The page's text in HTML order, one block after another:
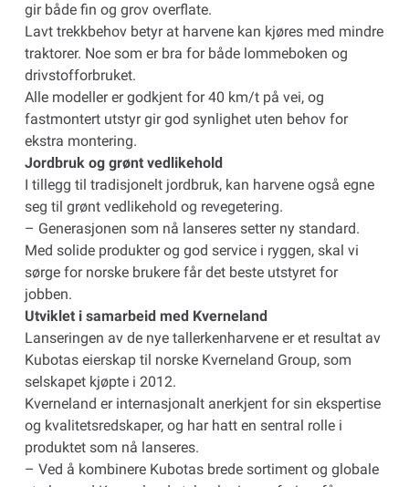
gir både fin og grov overflate.
Lavt trekkbehov betyr at harvene kan kjøres med mindre
traktorer. Noe som er bra for både lommeboken og
drivstofforbruket.
Alle modeller er godkjent for 40 km/t på vei, og
fastmontert utstyr gir god synlighet uten behov for
ekstra montering.
Jordbruk og grønt vedlikehold
I tillegg til tradisjonelt jordbruk, kan harvene også egne
seg til grønt vedlikehold og revegetering.
– Generasjonen som nå lanseres setter ny standard.
Med solide produkter og god service i ryggen, skal vi
sørge for norske brukere får det beste utstyret for
jobben.
Utviklet i samarbeid med Kverneland
Lanseringen av de nye tallerkenharvene er et resultat av
Kubotas eierskap til norske Kverneland Group, som
selskapet kjøpte i 2012.
Kverneland er internasjonalt anerkjent for sin ekspertise
og kvalitetsredskaper, og har hatt en sentral rolle i
produktet som nå lanseres.
– Ved å kombinere Kubotas brede sortiment og globale